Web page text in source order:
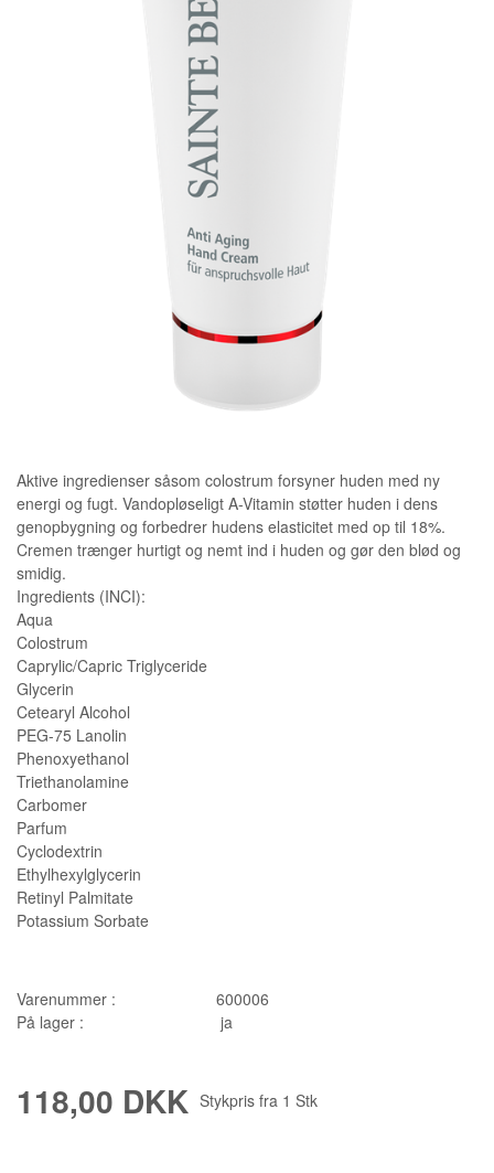
Aktive ingredienser såsom colostrum forsyner huden med ny
energi og fugt. Vandopløseligt A-Vitamin støtter huden i dens
genopbygning og forbedrer hudens elasticitet med op til 18%.
Cremen trænger hurtigt og nemt ind i huden og gør den blød og
smidig.
Ingredients (INCI):
Aqua
Colostrum
Caprylic/Capric Triglyceride
Glycerin
Cetearyl Alcohol
PEG-75 Lanolin
Phenoxyethanol
Triethanolamine
Carbomer
Parfum
Cyclodextrin
Ethylhexylglycerin
Retinyl Palmitate
Potassium Sorbate
Varenummer :
600006
På lager :
ja
118,00 DKK Stykpris fra 1 Stk